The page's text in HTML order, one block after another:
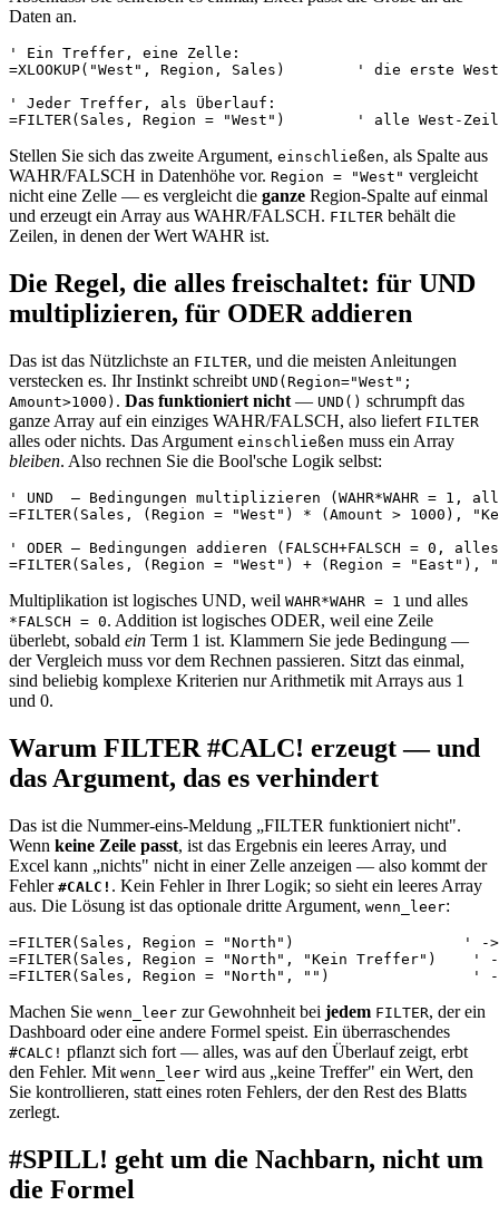
Daten an.
' Ein Treffer, eine Zelle:
=XLOOKUP("West", Region, Sales)        ' die erste
' Jeder Treffer, als Überlauf:
Stellen Sie sich das zweite Argument, einschließen, als Spalte aus
WAHR/FALSCH in Datenhöhe vor. Region = "West" vergleicht
nicht eine Zelle — es vergleicht die ganze Region-Spalte auf einmal
und erzeugt ein Array aus WAHR/FALSCH. FILTER behält die
Zeilen, in denen der Wert WAHR ist.
Die Regel, die alles freischaltet: für UND
multiplizieren, für ODER addieren
Das ist das Nützlichste an FILTER, und die meisten Anleitungen
verstecken es. Ihr Instinkt schreibt UND(Region="West";
Amount>1000) . Das funktioniert nicht — UND() schrumpft das
ganze Array auf ein einziges WAHR/FALSCH, also liefert FILTER
alles oder nichts. Das Argument einschließen muss ein Array
bleiben. Also rechnen Sie die Bool'sche Logik selbst:
' UND  — Bedingungen multiplizieren (WAHR*WAHR = 1,
=FILTER(Sales, (Region = "West") * (Amount > 1000),
' ODER — Bedingungen addieren (FALSCH+FALSCH = 0,
Multiplikation ist logisches UND, weil WAHR*WAHR = 1 und alles
*FALSCH = 0. Addition ist logisches ODER, weil eine Zeile
überlebt, sobald ein Term 1 ist. Klammern Sie jede Bedingung —
der Vergleich muss vor dem Rechnen passieren. Sitzt das einmal,
sind beliebig komplexe Kriterien nur Arithmetik mit Arrays aus 1
und 0.
Warum FILTER #CALC! erzeugt — und
das Argument, das es verhindert
Das ist die Nummer-eins-Meldung „FILTER funktioniert nicht".
Wenn keine Zeile passt, ist das Ergebnis ein leeres Array, und
Excel kann „nichts" nicht in einer Zelle anzeigen — also kommt der
Fehler #CALC! . Kein Fehler in Ihrer Logik; so sieht ein leeres Array
aus. Die Lösung ist das optionale dritte Argument, wenn_leer:
=FILTER(Sales, Region = "North")                   ' ->
=FILTER(Sales, Region = "North", "Kein Treffer")    '
Machen Sie wenn_leer zur Gewohnheit bei jedem FILTER, der ein
Dashboard oder eine andere Formel speist. Ein überraschendes
#CALC! pflanzt sich fort — alles, was auf den Überlauf zeigt, erbt
den Fehler. Mit wenn_leer wird aus „keine Treffer" ein Wert, den
Sie kontrollieren, statt eines roten Fehlers, der den Rest des Blatts
zerlegt.
#SPILL! geht um die Nachbarn, nicht um
die Formel